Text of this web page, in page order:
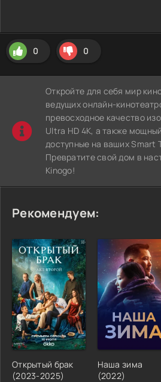
0 0
Откройте для себя мир
ведущих онлайн-
превосходное качество
Ultra HD 4K, а также мощный
доступные на ваших Smart
Превратите свой дом в
Kinogo!
Рекомендуем:
Открытый брак
(2023-2025)
Наша зима
(2022)